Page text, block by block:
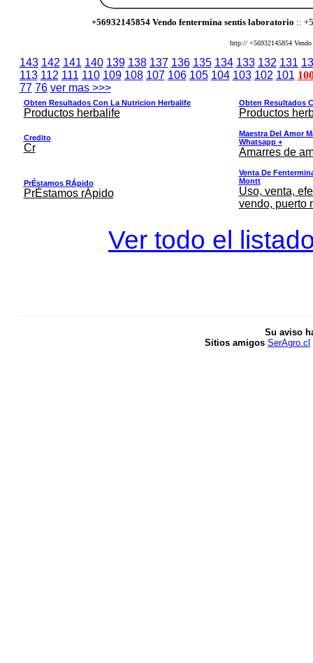
+56932145854 Vendo fentermina sentis laboratorio ::
http:// +56932145854
143 142 141 140 139 138 137 136 135 134 133 132 131
113 112 111 110 109 108 107 106 105 104 103 102 101
77 76 ver mas >>>
Obten Resultados Con La Nutricion Herbalife
Productos herbalife
Obten Resultados
Productos
Credito
Cr
Maestra Del Amor
Whatsapp +
Amarres de
PrÉstamos RÁpido
PrÉstamos rÁpido
Venta De
Montt
Uso, venta,
vendo, puerto
Ver todo el
Su aviso
Sitios amigos SerAgro.cl